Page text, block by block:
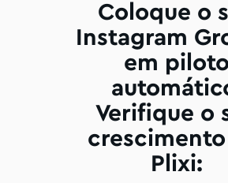
Coloque o
Instagram
em piloto
Verifique o
Plixi: